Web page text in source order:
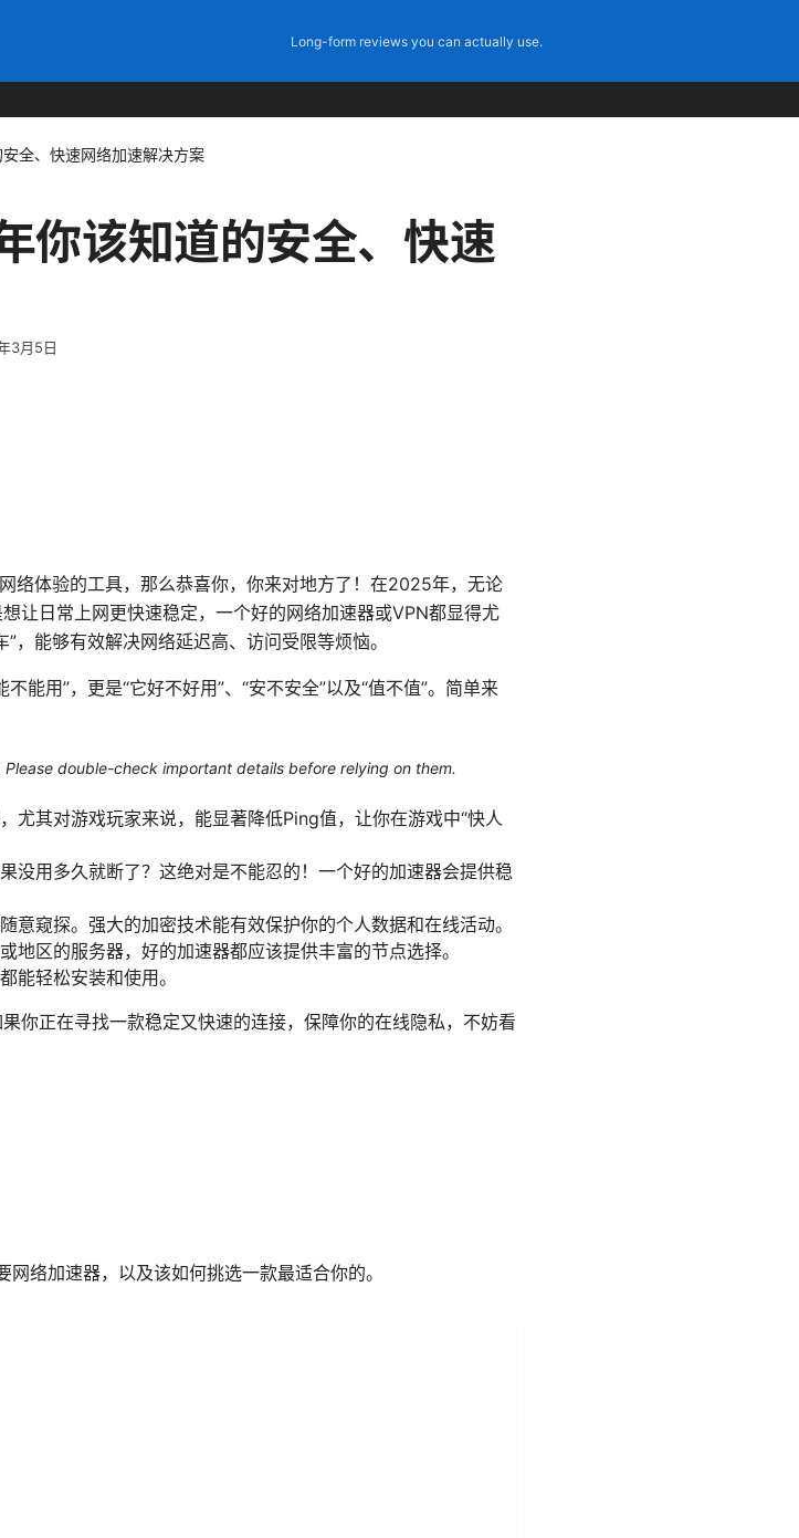
Long-form reviews you can actually use.
全、快速网络加速解决方案
你该知道的安全、快速
3月5日
络体验的工具，那么恭喜你，你来对地方了！在2025年，无论
让日常上网更快速稳定，一个好的网络加速器或VPN都显得尤
，能够有效解决网络延迟高、访问受限等烦恼。
能用”，更是“它好不好用”、“安不安全”以及“值不值”。简单来
double-check important details before relying on them.
尤其对游戏玩家来说，能显著降低Ping值，让你在游戏中“快人
没用多久就断了？这绝对是不能忍的！一个好的加速器会提供稳
意窥探。强大的加密技术能有效保护你的个人数据和在线活动。
地区的服务器，好的加速器都应该提供丰富的节点选择。
能轻松安装和使用。
你正在寻找一款稳定又快速的连接，保障你的在线隐私，不妨看
络加速器，以及该如何挑选一款最适合你的。